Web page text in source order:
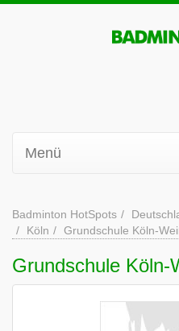
Menü
Badminton HotSpots
Köln
Grundschule Köln-
Grundschule Köln-